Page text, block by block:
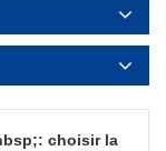
choisir la